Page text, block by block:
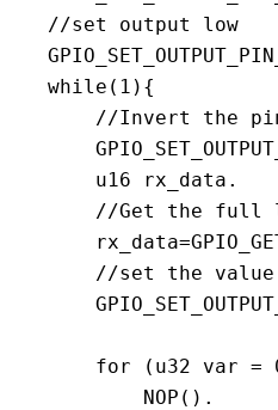
//set output low
while ( 1 ) {
//Invert the
        u16 rx_data
.
//Get the full
        rx_data
=
//set the
for ( u32 var =
NOP ( ) .